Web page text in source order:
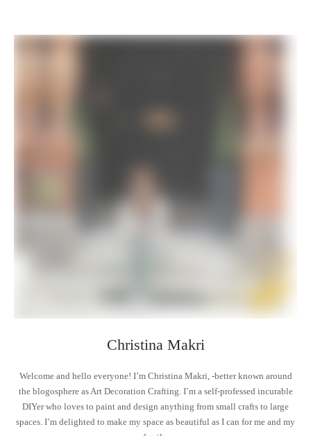
Christina Makri
Welcome and hello everyone! I’m Christina Makri, -better known around
the blogosphere as Art Decoration Crafting. I’m a self-professed incurable
DIYer who loves to paint and design anything from small crafts to large
spaces. I’m delighted to make my space as beautiful as I can for me and my